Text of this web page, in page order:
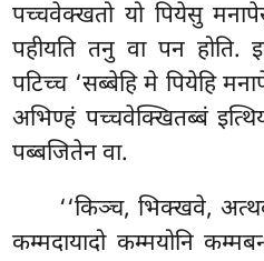
पच्चवेक्खतो यो पियेसु
पहीयति तनु वा पन
पटिच्च ‘सब्बेहि मे पियेहि
अभिण्हं पच्चवेक्खितब्बं
पब्बजितेन वा.
‘‘किञ्च, भिक्खवे,
कम्मदायादो कम्मयोनि